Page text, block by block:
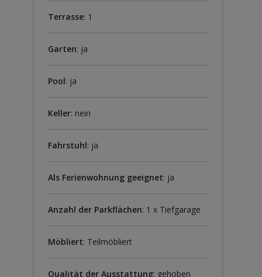
Terrasse: 1
Garten: ja
Pool: ja
Keller: nein
Fahrstuhl: ja
Als Ferienwohnung geeignet: ja
Anzahl der Parkflächen: 1 x Tiefgarage
Möbliert: Teilmöbliert
Qualität der Ausstattung: gehoben